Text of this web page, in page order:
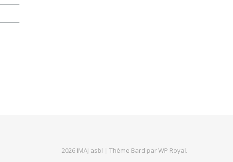
2026 IMAJ asbl | Thème Bard parWP Royal.